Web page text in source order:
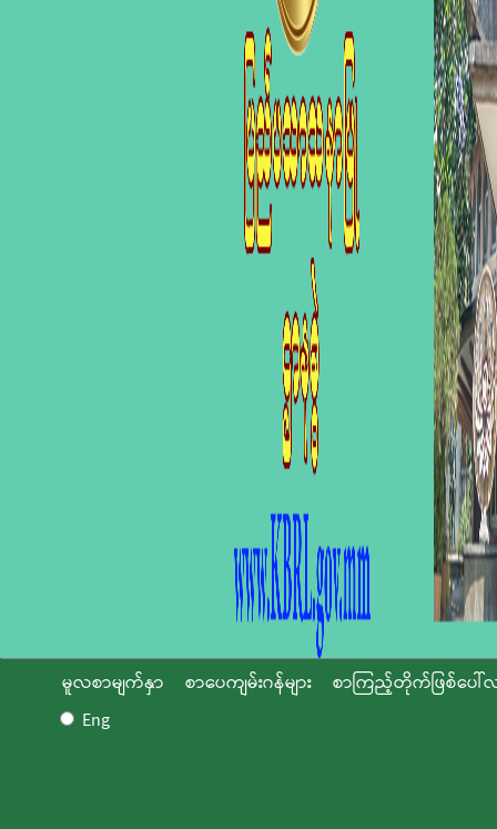
မူလစာမျက်နှာ စာပေကျမ်းဂန်များ
စာကြည့်တိုက်ဖြစ်ပေါ်
Eng